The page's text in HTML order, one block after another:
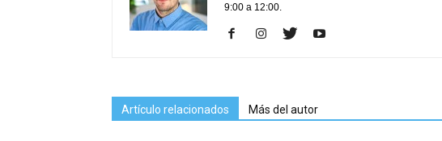
9:00 a 12:00.
Artículo relacionados Más del autor